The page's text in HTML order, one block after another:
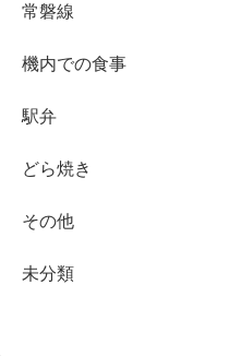
常磐線
機内での食事
駅弁
どら焼き
その他
未分類